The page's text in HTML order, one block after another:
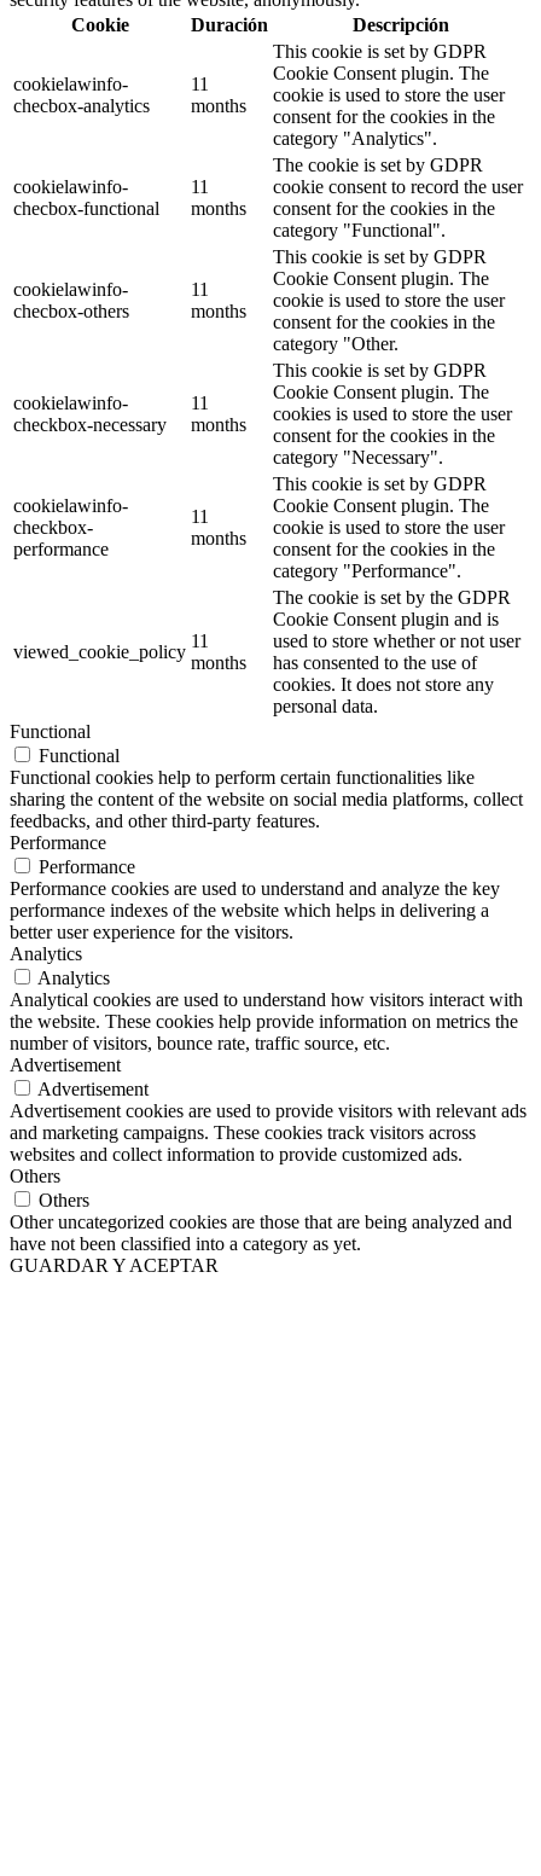
Cookie
Duración Descripción
cookielawinfo-
checbox-analytics
11
months
This cookie is set by GDPR
Cookie Consent plugin. The
cookie is used to store the user
consent for the cookies in the
category "Analytics".
cookielawinfo-
checbox-functional
11
months
The cookie is set by GDPR
cookie consent to record the user
consent for the cookies in the
category "Functional".
cookielawinfo-
checbox-others
11
months
This cookie is set by GDPR
Cookie Consent plugin. The
cookie is used to store the user
consent for the cookies in the
category "Other.
cookielawinfo-
checkbox-necessary
11
months
This cookie is set by GDPR
Cookie Consent plugin. The
cookies is used to store the user
consent for the cookies in the
category "Necessary".
cookielawinfo-
checkbox-
performance
11
months
This cookie is set by GDPR
Cookie Consent plugin. The
cookie is used to store the user
consent for the cookies in the
category "Performance".
viewed_cookie_policy
11
months
The cookie is set by the GDPR
Cookie Consent plugin and is
used to store whether or not user
has consented to the use of
cookies. It does not store any
personal data.
Functional
Functional
Functional cookies help to perform certain functionalities like
sharing the content of the website on social media platforms, collect
feedbacks, and other third-party features.
Performance
Performance
Performance cookies are used to understand and analyze the key
performance indexes of the website which helps in delivering a
better user experience for the visitors.
Analytics
Analytics
Analytical cookies are used to understand how visitors interact with
the website. These cookies help provide information on metrics the
number of visitors, bounce rate, traffic source, etc.
Advertisement
Advertisement
Advertisement cookies are used to provide visitors with relevant ads
and marketing campaigns. These cookies track visitors across
websites and collect information to provide customized ads.
Others
Others
Other uncategorized cookies are those that are being analyzed and
have not been classified into a category as yet.
GUARDAR Y ACEPTAR